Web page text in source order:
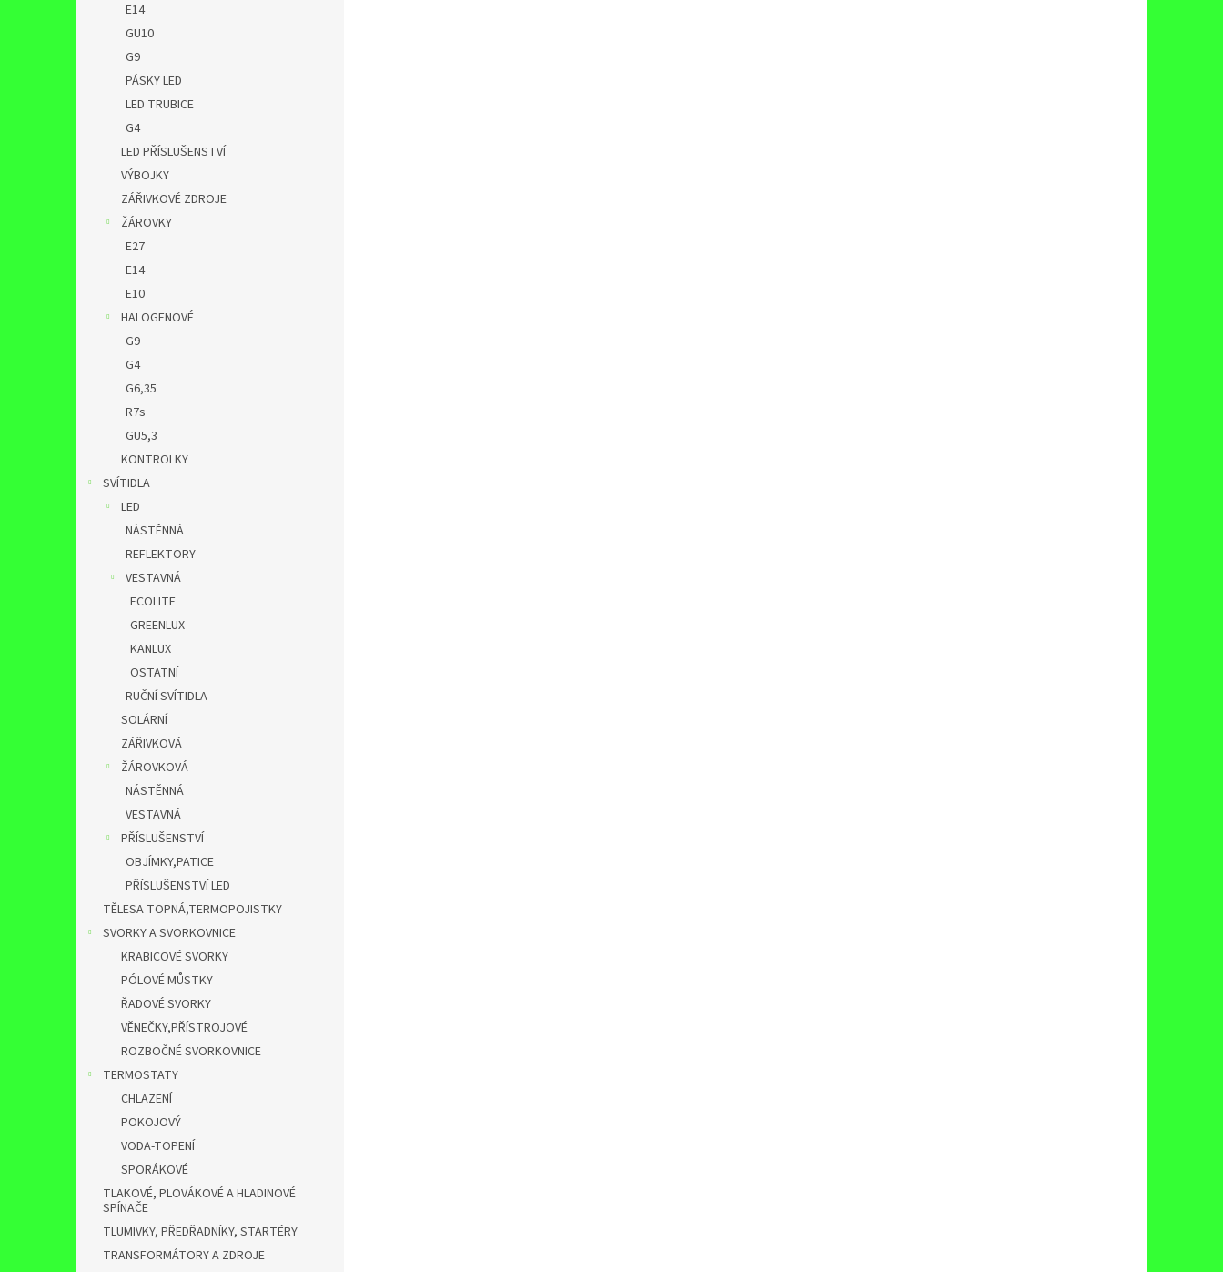
E14
GU10
G9
PÁSKY LED
LED TRUBICE
G4
LED PŘÍSLUŠENSTVÍ
VÝBOJKY
ZÁŘIVKOVÉ ZDROJE
ŽÁROVKY
E27
E14
E10
HALOGENOVÉ
G9
G4
G6,35
R7s
GU5,3
KONTROLKY
SVÍTIDLA
LED
NÁSTĚNNÁ
REFLEKTORY
VESTAVNÁ
ECOLITE
GREENLUX
KANLUX
OSTATNÍ
RUČNÍ SVÍTIDLA
SOLÁRNÍ
ZÁŘIVKOVÁ
ŽÁROVKOVÁ
NÁSTĚNNÁ
VESTAVNÁ
PŘÍSLUŠENSTVÍ
OBJÍMKY,PATICE
PŘÍSLUŠENSTVÍ LED
TĚLESA TOPNÁ,TERMOPOJISTKY
SVORKY A SVORKOVNICE
KRABICOVÉ SVORKY
PÓLOVÉ MŮSTKY
ŘADOVÉ SVORKY
VĚNEČKY,PŘÍSTROJOVÉ
ROZBOČNÉ SVORKOVNICE
TERMOSTATY
CHLAZENÍ
POKOJOVÝ
VODA-TOPENÍ
SPORÁKOVÉ
TLAKOVÉ, PLOVÁKOVÉ A HLADINOVÉ
SPÍNAČE
TLUMIVKY, PŘEDŘADNÍKY, STARTÉRY
TRANSFORMÁTORY A ZDROJE